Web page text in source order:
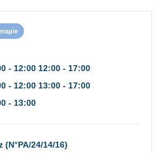
- 12:00 12:00 - 17:00
- 12:00 13:00 - 17:00
- 13:00
24/14/16)